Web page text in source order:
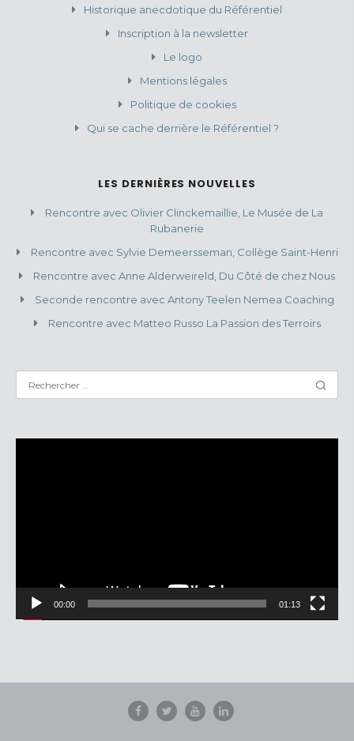
Historique anecdotique du Référentiel
Inscription à la newsletter
Le logo
Mentions légales
Politique de cookies
Qui se cache derrière le Référentiel ?
LES DERNIÈRES NOUVELLES
Rencontre avec Olivier Clinckemaillie, Le Musée de La
Rubanerie
Rencontre avec Sylvie Demeersseman, Collège Saint-Henri
Rencontre avec Anne Alderweireld, Du Côté de chez Nous
Seconde rencontre avec Antony Teelen Nemea Coaching
Rencontre avec Matteo Russo La Passion des Terroirs
00:00 01:13